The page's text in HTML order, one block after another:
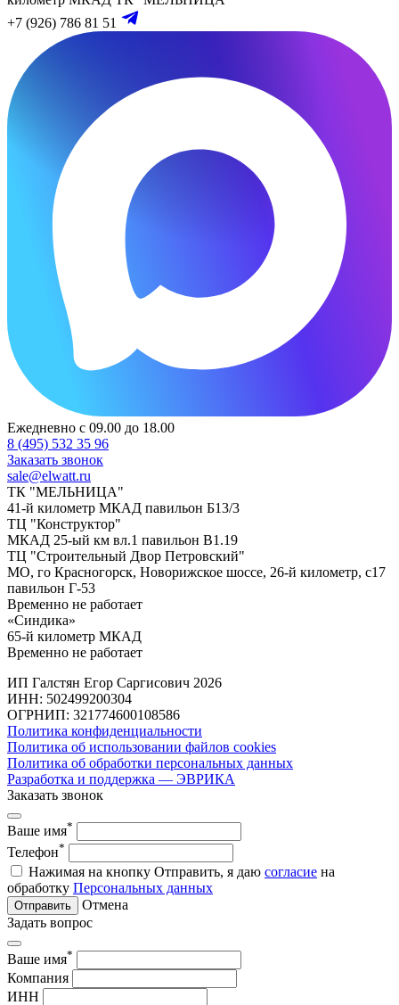
+7 (926) 786 81 51
Ежедневно с 09.00 до 18.00
8 (495) 532 35 96
Заказать звонок
sale@elwatt.ru
ТК "МЕЛЬНИЦА"
41-й километр МКАД павильон Б13/3
ТЦ "Конструктор"
МКАД 25-ый км вл.1 павильон В1.19
ТЦ "Строительный Двор Петровский"
МО, го Красногорск, Новорижское шоссе, 26-й километр, с17
павильон Г-53
Временно не работает
«Синдика»
65-й километр МКАД
Временно не работает
ИП Галстян Егор Саргисович 2026
ИНН: 502499200304
ОГРНИП: 321774600108586
Политика конфиденциальности
Политика об использовании файлов cookies
Политика об обработки персональных данных
Разработка и поддержка — ЭВРИКА
Заказать звонок
Ваше имя*
Телефон*
Нажимая на кнопку Отправить, я даю согласие на
обработку Персональных данных
Отправить
Отмена
Задать вопрос
Ваше имя*
Компания
ИНН